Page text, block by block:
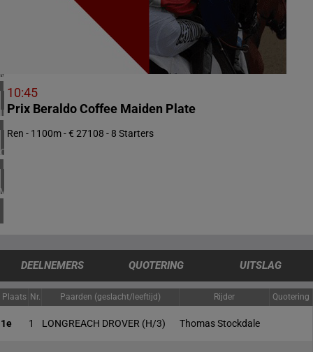
VERENIGD KONINKRIJK
3 meeting(s)
IERLAND
1 meeting(s)
CHILI
1 meeting(s)
VERENIGDE STATEN
4 meeting(s)
10:45
Prix Beraldo Coffee Maiden Plate
Ren - 1100m - € 27108 - 8 Starters
DEELNEMERS QUOTERING UITSLAG
Plaats Nr. Paarden (geslacht/leeftijd) Rijder Quotering
1e 1 LONGREACH DROVER (H/3) Thomas Stockdale